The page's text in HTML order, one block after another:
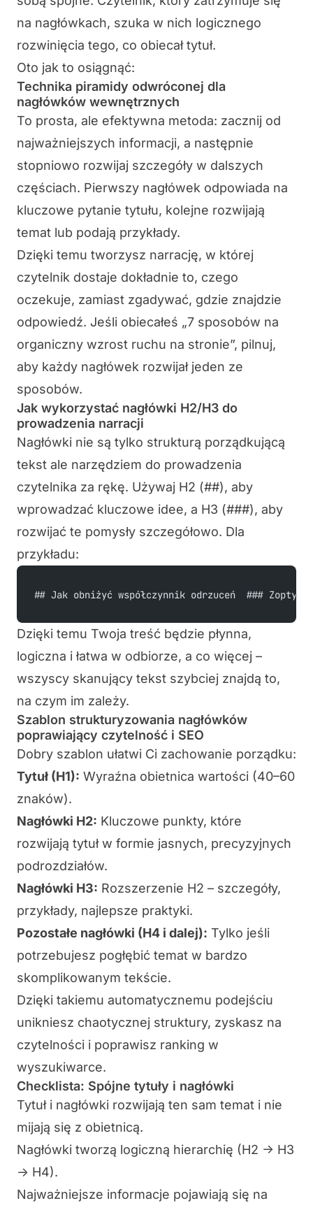
na nagłówkach, szuka w nich logicznego
rozwinięcia tego, co obiecał tytuł.
Oto jak to osiągnąć:
Technika piramidy odwróconej dla
nagłówków wewnętrznych
To prosta, ale efektywna metoda: zacznij od
najważniejszych informacji, a następnie
stopniowo rozwijaj szczegóły w dalszych
częściach. Pierwszy nagłówek odpowiada na
kluczowe pytanie tytułu, kolejne rozwijają
temat lub podają przykłady.
Dzięki temu tworzysz narrację, w której
czytelnik dostaje dokładnie to, czego
oczekuje, zamiast zgadywać, gdzie znajdzie
odpowiedź. Jeśli obiecałeś „7 sposobów na
organiczny wzrost ruchu na stronie”, pilnuj,
aby każdy nagłówek rozwijał jeden ze
sposobów.
Jak wykorzystać nagłówki H2/H3 do
prowadzenia narracji
Nagłówki nie są tylko strukturą porządkującą
tekst ale narzędziem do prowadzenia
czytelnika za rękę. Używaj H2 (##), aby
wprowadzać kluczowe idee, a H3 (###), aby
rozwijać te pomysły szczegółowo. Dla
przykładu:
## Jak obniżyć współczynnik odrzuceń  ###
Dzięki temu Twoja treść będzie płynna,
logiczna i łatwa w odbiorze, a co więcej –
wszyscy skanujący tekst szybciej znajdą to,
na czym im zależy.
Szablon strukturyzowania nagłówków
poprawiający czytelność i SEO
Dobry szablon ułatwi Ci zachowanie porządku:
Tytuł (H1): Wyraźna obietnica wartości (40–60
znaków).
Nagłówki H2: Kluczowe punkty, które
rozwijają tytuł w formie jasnych, precyzyjnych
podrozdziałów.
Nagłówki H3: Rozszerzenie H2 – szczegóły,
przykłady, najlepsze praktyki.
Pozostałe nagłówki (H4 i dalej): Tylko jeśli
potrzebujesz pogłębić temat w bardzo
skomplikowanym tekście.
Dzięki takiemu automatycznemu podejściu
unikniesz chaotycznej struktury, zyskasz na
czytelności i poprawisz ranking w
wyszukiwarce.
Checklista: Spójne tytuły i nagłówki
Tytuł i nagłówki rozwijają ten sam temat i nie
mijają się z obietnicą.
Nagłówki tworzą logiczną hierarchię (H2 -> H3
-> H4).
Najważniejsze informacje pojawiają się na